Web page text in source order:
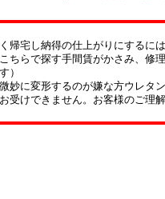
帰宅し納得の仕上がりにするに
ちらで探す手間賃がかさみ、修
）
妙に変形するのが嫌な方ウレタ
受けできません。お客様のご理